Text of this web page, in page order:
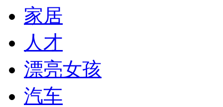
家居
人才
漂亮女孩
汽车